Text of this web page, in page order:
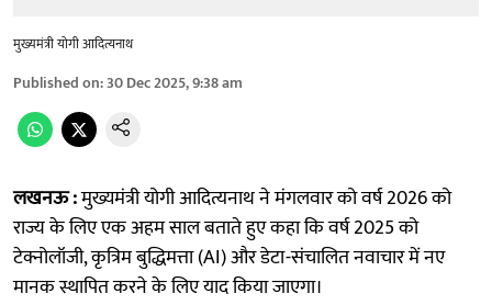
मुख्यमंत्री योगी आदित्यनाथ
Published on:30 Dec 2025, 9:38 am
लखनऊ :मुख्यमंत्री योगी आदित्यनाथ ने मंगलवार को वर्ष 2026 को
राज्य के लिए एक अहम साल बताते हुए कहा कि वर्ष 2025 को
टेक्नोलॉजी, कृत्रिम बुद्धिमत्ता (AI) और डेटा-संचालित नवाचार में नए
मानक स्थापित करने के लिए याद किया जाएगा।